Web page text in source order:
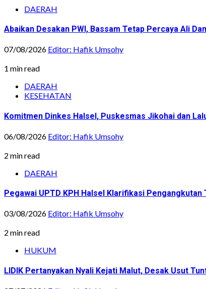
DAERAH
Abaikan Desakan PWI, Bassam Tetap Percaya Ali
07/08/2026 Editor: Hafik Umsohy
1 min read
DAERAH
KESEHATAN
Komitmen Dinkes Halsel, Puskesmas Jikohai dan
06/08/2026 Editor: Hafik Umsohy
2 min read
DAERAH
Pegawai UPTD KPH Halsel Klarifikasi Pengangkutan
03/08/2026 Editor: Hafik Umsohy
2 min read
HUKUM
LIDIK Pertanyakan Nyali Kejati Malut, Desak Usut